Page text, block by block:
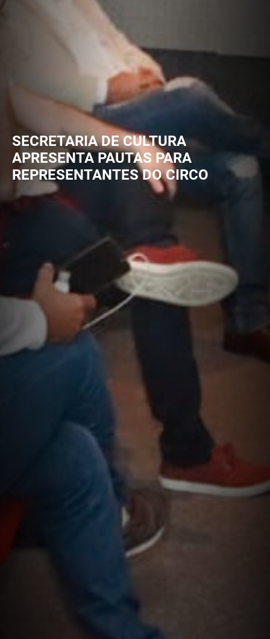
SECRETARIA DE CULTURA
APRESENTA PAUTAS PARA
REPRESENTANTES DO CIRCO